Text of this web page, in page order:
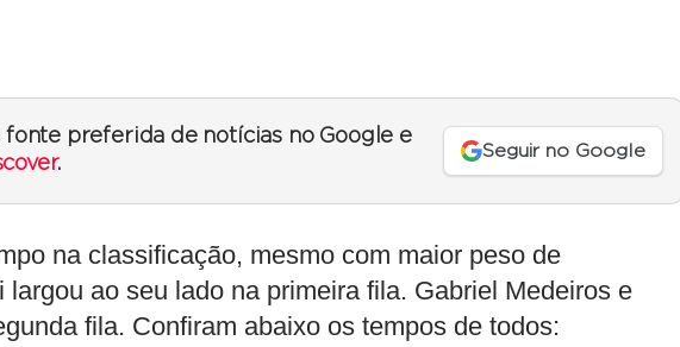
fonte preferida de notícias no Google e
.
Seguir no Google
na classificação, mesmo com maior peso de
ao seu lado na primeira fila. Gabriel Medeiros e
fila. Confiram abaixo os tempos de todos: